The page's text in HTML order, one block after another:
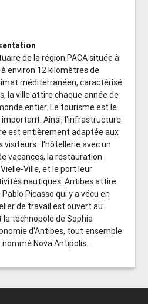
de la région PACA située à
environ 12 kilomètres de
méditerranéen, caractérisé
la ville attire chaque année de
entier. Le tourisme est le
Ainsi, l'infrastructure
est entièrement adaptée aux
visiteurs : l'hôtellerie avec un
vacances, la restauration
Ville, et le port leur
nautiques. Antibes attire
Picasso qui y a vécu en
de travail est ouvert au
technopole de Sophia
d'Antibes, tout ensemble
Nova Antipolis.